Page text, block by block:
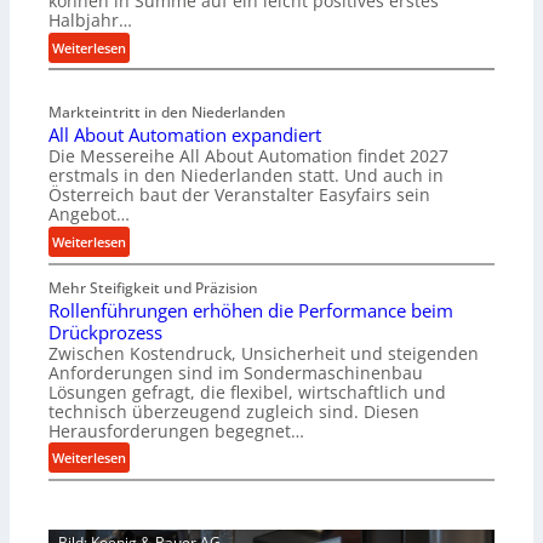
r
i
a
l
e
r
s
o
u
n
g
e
n
t
s
p
a
n
s
Halbjahr…
Weiterlesen:
M
s
c
h
i
n
e
n
a
u
-
B
e
s
t
e
l
u
Markteintritt in den Niederlanden
All About Automation expandiert
Die Messereihe All About Automation findet 2027
erstmals in den Niederlanden statt. Und auch in
Österreich baut der Veranstalter Easyfairs sein
Angebot…
Weiterlesen:
A
l
l
A
b
o
u
t
A
u
Mehr Steifigkeit und Präzision
Rollenführungen erhöhen die Performance beim
Drückprozess
Zwischen Kostendruck, Unsicherheit und steigenden
Anforderungen sind im Sondermaschinenbau
Lösungen gefragt, die flexibel, wirtschaftlich und
technisch überzeugend zugleich sind. Diesen
Herausforderungen begegnet…
Weiterlesen:
R
l